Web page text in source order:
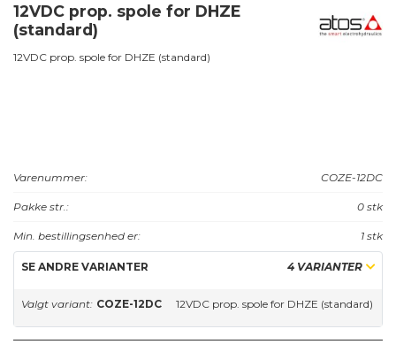
12VDC prop. spole for DHZE
(standard)
12VDC prop. spole for DHZE (standard)
Varenummer: COZE-12DC
Pakke str.: 0 stk
Min. bestillingsenhed er: 1 stk
SE ANDRE VARIANTER 4 VARIANTER
Valgt variant: COZE-12DC 12VDC prop. spole for DHZE (standard)